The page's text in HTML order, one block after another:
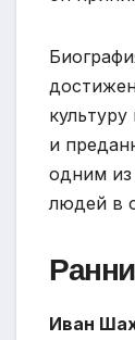
и
одним
людей в
Иван